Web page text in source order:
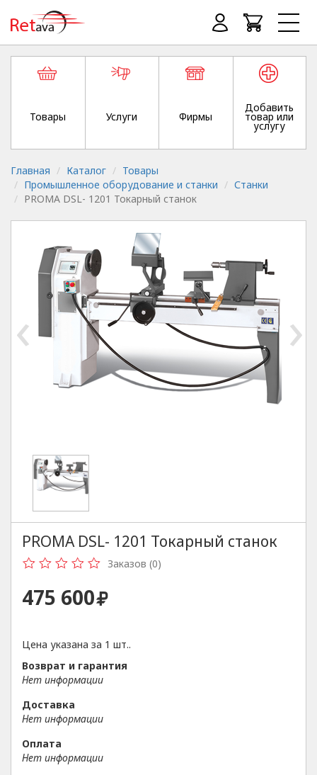
Товары Услуги Фирмы
Добавить
товар или
услугу
Главная Каталог
Товары
Промышленное оборудование и станки
Станки
PROMA DSL- 1201 Токарный станок
‹ ›
PROMA DSL- 1201 Токарный станок
Заказов (0)
475 600
Цена указана за 1 шт..
Возврат и гарантия
Нет информации
Доставка
Нет информации
Оплата
Нет информации